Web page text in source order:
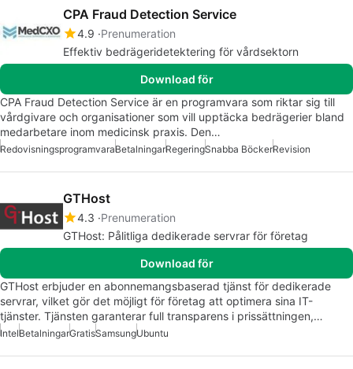
CPA Fraud Detection Service
4.9 Prenumeration
Effektiv bedrägeridetektering för vårdsektorn
Download för
CPA Fraud Detection Service är en programvara som riktar sig till
vårdgivare och organisationer som vill upptäcka bedrägerier bland
medarbetare inom medicinsk praxis. Den…
RedovisningsprogramvaraBetalningarRegeringSnabba BöckerRevision
GTHost
4.3 Prenumeration
GTHost: Pålitliga dedikerade servrar för företag
Download för
GTHost erbjuder en abonnemangsbaserad tjänst för dedikerade
servrar, vilket gör det möjligt för företag att optimera sina IT-
tjänster. Tjänsten garanterar full transparens i prissättningen,…
IntelBetalningarGratisSamsungUbuntu